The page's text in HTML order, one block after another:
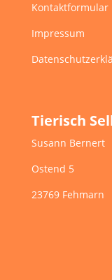
Kontaktformular
Impressum
Tierisch
Susann Bernert
Ostend 5
23769 Fehmarn